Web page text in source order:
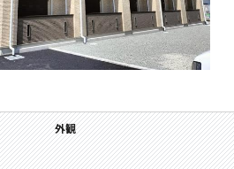
外観
間取
間取り
居間
居間
居間
キッチン
キッチン
寝室
風呂
風呂
トイレ
収納
洗面
バルコニー
設備
設備
玄関
その他画像
その他画像
その他画像
その他画像
セキュリティ
セキュリティ
周辺施設：ドラックストア
周辺施設：コンビニ
周辺施設：スーパー
周辺施設：病院